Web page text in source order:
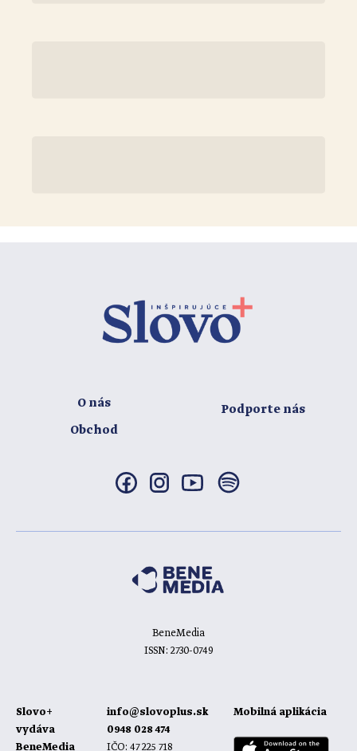
O nás
Obchod
Podporte nás
BeneMedia
ISSN: 2730-0749
Slovo+
vydáva
BeneMedia
info@slovoplus.sk
0948 028 474
IČO: 47 225 718
Mobilná aplikácia